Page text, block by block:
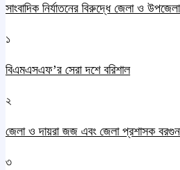
সাংবাদিক নির্যাতনের বিরুদ্ধে জেলা ও
১
বিএমএসএফ’র সেরা দশে বরিশাল
২
জেলা ও দায়রা জজ এবং জেলা প্রশাসক
৩